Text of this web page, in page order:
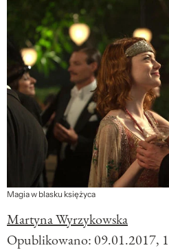
Magia w blasku księżyca
Martyna Wyrzykowska
Opublikowano: 09.01.2017,